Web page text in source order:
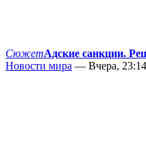
СюжетАдские санкции.
Новости мира — Вчера, 23:14